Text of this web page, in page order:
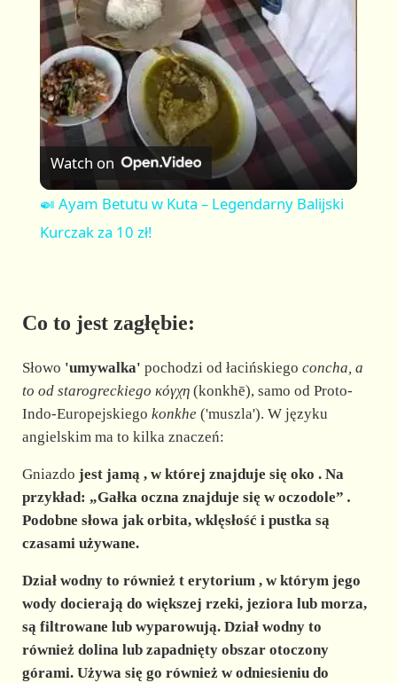
a
y
V
i
o
Watch on
🍛 Ayam Betutu w Kuta – Legendarny Balijski
Kurczak za 10 zł!
Co to jest zagłębie:
Słowo 'umywalka' pochodzi od łacińskiego concha, a
to od starogreckiego κόγχη(konkhē), samo od Proto-
Indo-Europejskiego konkhe ('muszla'). W języku
angielskim ma to kilka znaczeń:
Gniazdo jest jamą , w której znajduje się oko . Na
przykład: „Gałka oczna znajduje się w oczodole” .
Podobne słowa jak orbita, wklęsłość i pustka są
czasami używane.
Dział wodny to również t erytorium , w którym jego
wody docierają do większej rzeki, jeziora lub morza,
są filtrowane lub wyparowują. Dział wodny to
również dolinalub zapadnięty obszar otoczony
górami. Używa się go również w odniesieniu do